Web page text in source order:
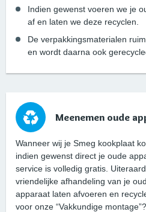
Indien gewenst voeren we je
af en laten we deze recyclen.
De verpakkingsmaterialen
en wordt daarna ook
Meenemen oude
Wanneer wij je Smeg kookplaat
indien gewenst direct je oude
service is volledig gratis.
vriendelijke afhandeling van je
apparaat laten afvoeren en
voor onze “Vakkundige montage”?